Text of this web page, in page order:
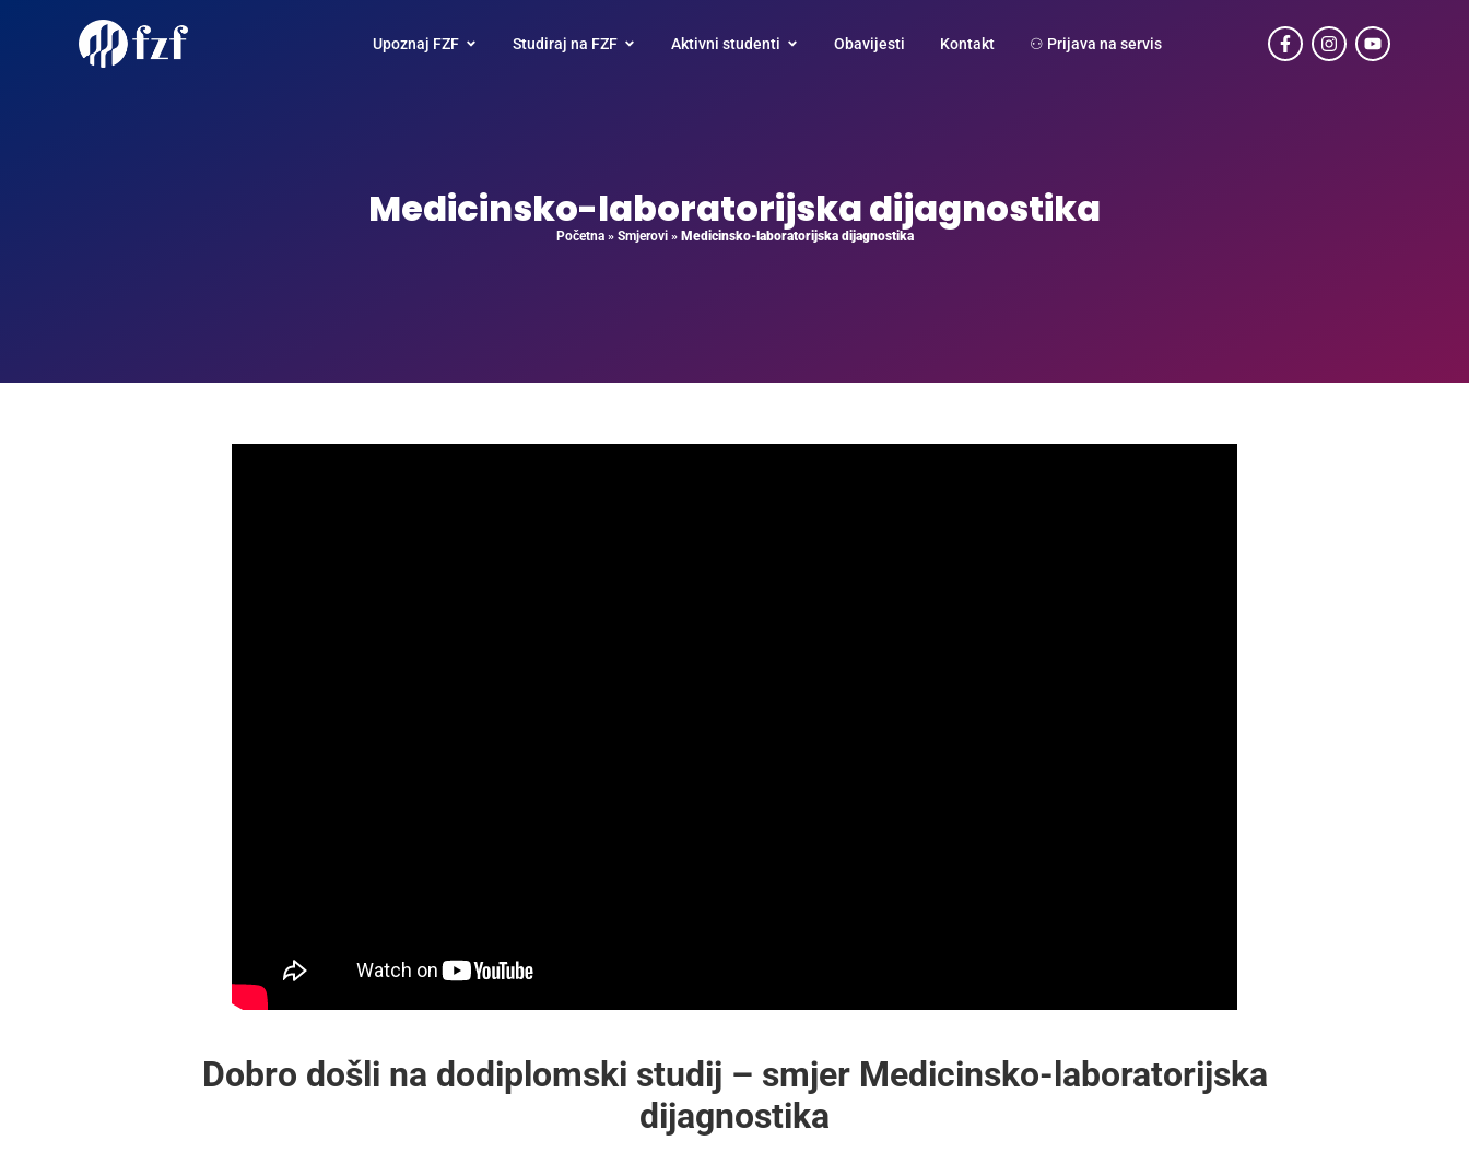
Upoznaj FZF Studiraj na FZF Aktivni studenti Obavijesti Kontakt ⚇ Prijava na servis
Medicinsko-laboratorijska dijagnostika
Početna» Smjerovi» Medicinsko-laboratorijska dijagnostika
Dobro došli na dodiplomski studij – smjer Medicinsko-laboratorijska
dijagnostika